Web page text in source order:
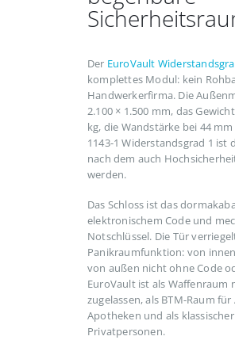
Der EuroVault
komplettes Modul: kein
Handwerkerfirma. Die
2.100 × 1.500 mm, das
kg, die Wandstärke bei 44
1143-1 Widerstandsgrad 1 ist
nach dem auch
werden.
Das Schloss ist das
elektronischem Code und
Notschlüssel. Die Tür
Panikraumfunktion: von
von außen nicht ohne Code
EuroVault ist als Waffenraum
zugelassen, als BTM-Raum
Apotheken und als
Privatpersonen.